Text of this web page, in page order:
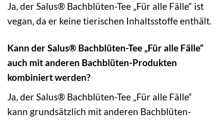
Ja, der Salus® Bachblüten-Tee „Für alle Fälle“ ist
vegan, da er keine tierischen Inhaltsstoffe enthält.
Kann der Salus® Bachblüten-Tee „Für alle Fälle“
auch mit anderen Bachblüten-Produkten
kombiniert werden?
Ja, der Salus® Bachblüten-Tee „Für alle Fälle“
kann grundsätzlich mit anderen Bachblüten-